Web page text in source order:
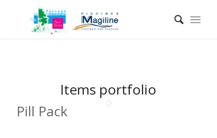
Items portfolio
Pill Pack